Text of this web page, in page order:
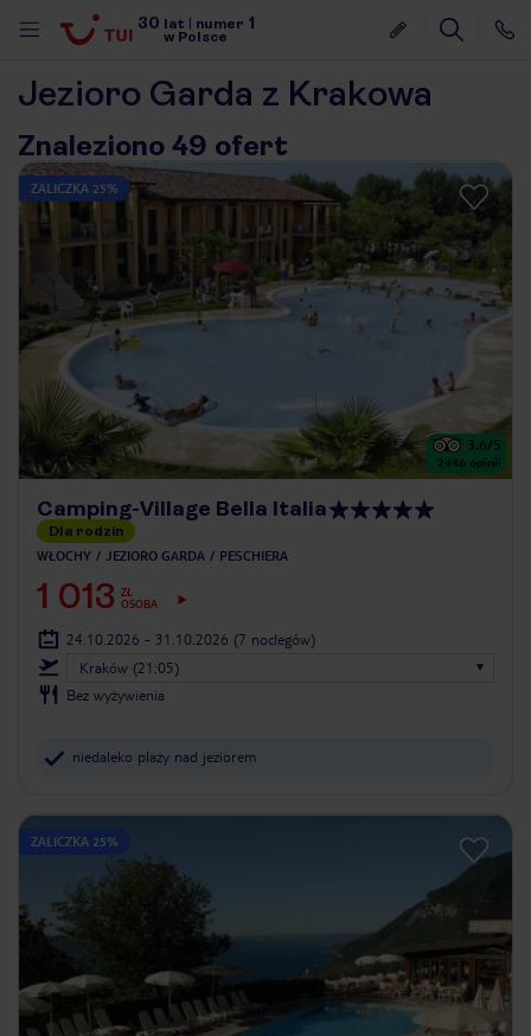
30 lat numer 1
w Polsce
Jezioro Garda z Krakowa
Znaleziono 49 ofert
ZALICZKA 25%
3.6/5
2446 opinii
Camping-Village Bella Italia
Dla rodzin
WŁOCHY JEZIORO GARDA PESCHIERA
1 013 ZŁ
OSOBA
24.10.2026 - 31.10.2026 (7 noclegów)
Kraków (21:05)
Bez wyżywienia
niedaleko plaży nad jeziorem
ZALICZKA 25%